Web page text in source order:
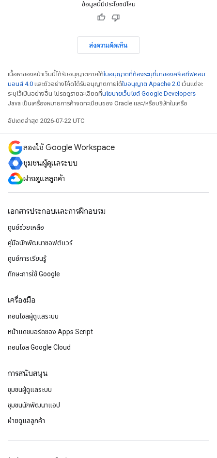
ข้อมูลนี้มีประโยชน์ไหม
ส่งความคิดเห็น
เนื้อหาของหน้าเว็บนี้ได้รับอนุญาตภายใต้ใบอนุญาตที่ต้องระบุที่มาของครีเอทีฟคอม
มอนส์ 4.0 และตัวอย่างโค้ดได้รับอนุญาตภายใต้ใบอนุญาต Apache 2.0 เว้นแต่จะ
ระบุไว้เป็นอย่างอื่น โปรดดูรายละเอียดที่นโยบายเว็บไซต์ Google Developers
Java เป็นเครื่องหมายการค้าจดทะเบียนของ Oracle และ/หรือบริษัทในเครือ
อัปเดตล่าสุด 2026-07-22 UTC
ลองใช้ Google Workspace
ชุมชนผู้ดูแลระบบ
ฝ่ายดูแลลูกค้า
เอกสารประกอบและการฝึกอบรม
ศูนย์ช่วยเหลือ
คู่มือนักพัฒนาซอฟต์แวร์
ศูนย์การเรียนรู้
ทักษะการใช้ Google
เครื่องมือ
คอนโซลผู้ดูแลระบบ
หน้าแดชบอร์ดของ Apps Script
คอนโซล Google Cloud
การสนับสนุน
ชุมชนผู้ดูแลระบบ
ชุมชนนักพัฒนาแอป
ฝ่ายดูแลลูกค้า